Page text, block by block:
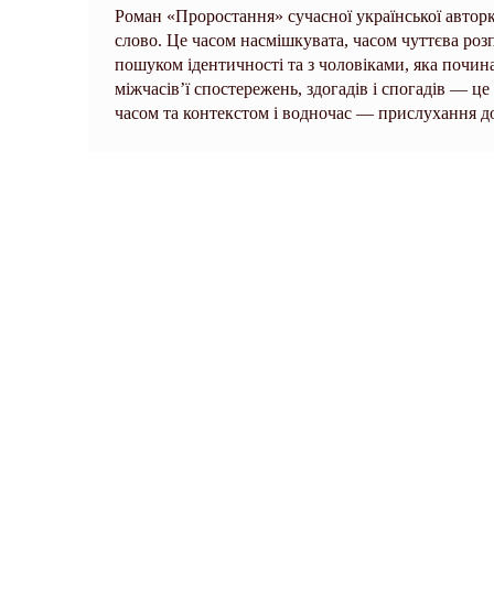
Роман «Проростання» сучасної української
слово. Це часом насмішкувата, часом чуттєва
пошуком ідентичності та з чоловіками, яка
міжчасів’ї спостережень, здогадів і спогадів —
часом та контекстом і водночас — прислухання